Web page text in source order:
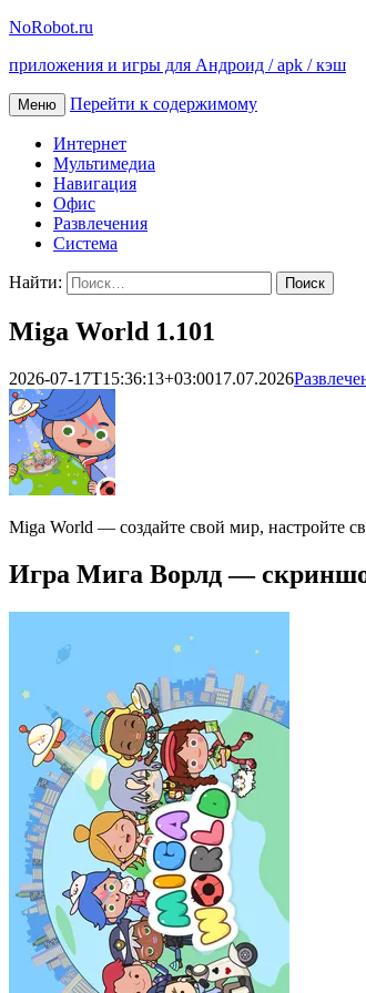
NoRobot.ru
приложения и игры для Андроид / apk / кэш
Меню Перейти к содержимому
Интернет
Мультимедиа
Навигация
Офис
Развлечения
Система
Найти:
Miga World 1.101
2026-07-17T15:36:13+03:0017.07.2026
Miga World — создайте свой мир, настройте
Игра Мига Ворлд —